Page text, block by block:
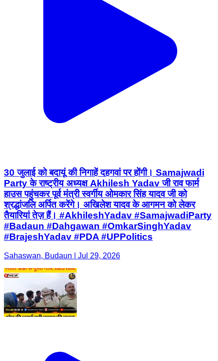
30 जुलाई को बदायूं की निगाहें दहगवां पर होंगी। Samajwadi
Party के राष्ट्रीय अध्यक्ष Akhilesh Yadav जी राव फार्म
हाउस पहुंचकर पूर्व मंत्री स्वर्गीय ओमकार सिंह यादव जी को
श्रद्धांजलि अर्पित करेंगे। अखिलेश यादव के आगमन को लेकर
तैयारियां तेज़ हैं। #AkhileshYadav #SamajwadiParty
#Badaun #Dahgawan #OmkarSinghYadav
#BrajeshYadav #PDA #UPPolitics
Sahaswan, Budaun | Jul 29, 2026